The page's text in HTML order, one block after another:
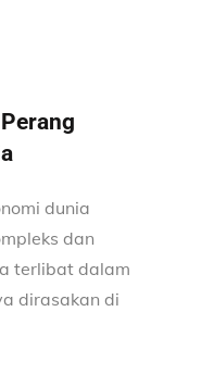
dunia
dan
terlibat dalam
dirasakan di